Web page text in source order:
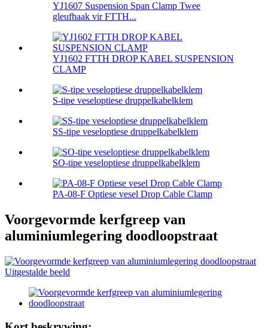
YJ1607 Suspension Span Clamp Twee
gleufhaak vir FTTH...
YJ1602 FTTH DROP KABEL SUSPENSION
CLAMP
S-tipe veseloptiese druppelkabelklem
SS-tipe veseloptiese druppelkabelklem
SO-tipe veseloptiese druppelkabelklem
PA-08-F Optiese vesel Drop Cable Clamp
Voorgevormde kerfgreep van
aluminiumlegering doodloopstraat